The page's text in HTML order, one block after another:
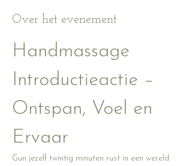
Over het evenement
Handmassage
Introductieactie –
Ontspan, Voel en
Ervaar
Gun jezelf twintig minuten rust in een wereld